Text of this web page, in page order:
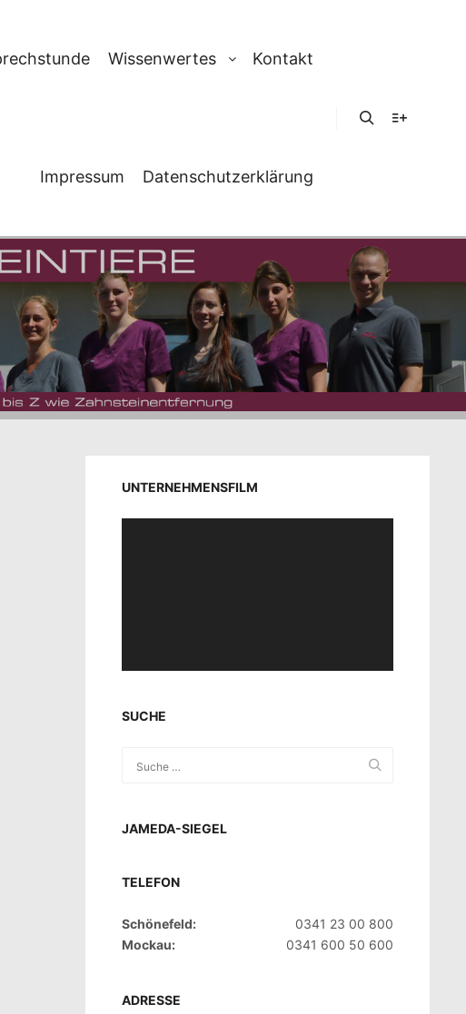
Wissenwertes Kontakt
Impressum Datenschutzerklärung
HUND
UNTERNEHMENSFILM
SUCHE
JAMEDA-SIEGEL
TELEFON
Schönefeld:
0341 23 00 800
Mockau:
0341 600 50 600
ADRESSE